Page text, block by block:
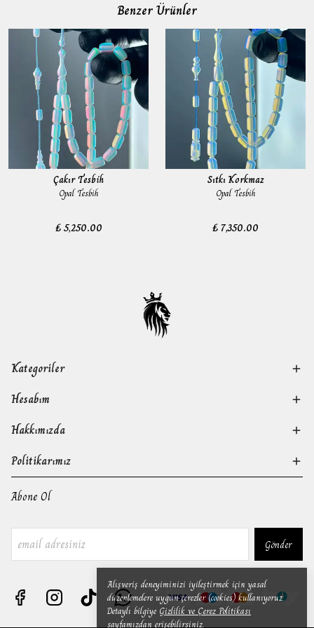
Alışveriş deneyiminizi iyileştirmek için yasal
düzenlemelere uygun çerezler (cookies) kullanıyoruz.
Detaylı bilgiye Gizlilik ve Çerez Politikası
sayfamızdan erişebilirsiniz.
Benzer Ürünler
Çakır Tesbih
Opal Tesbih
₺ 5,250.00
Sıtkı Korkmaz
Opal Tesbih
₺ 7,350.00
Kategoriler
Hesabım
Hakkımızda
Politikarımız
Abone Ol
Gönder